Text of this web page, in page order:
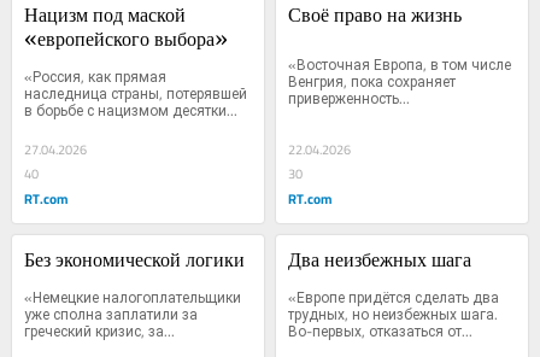
Нацизм под маской
«европейского выбора»
«Россия, как прямая
наследница страны, потерявшей
в борьбе с нацизмом десятки...
27.04.2026
40
RT.com
Своё право на жизнь
«Восточная Европа, в том числе
Венгрия, пока сохраняет
приверженность...
22.04.2026
30
RT.com
Без экономической логики
«Немецкие налогоплательщики
уже сполна заплатили за
греческий кризис, за...
Два неизбежных шага
«Европе придётся сделать два
трудных, но неизбежных шага.
Во-первых, отказаться от...